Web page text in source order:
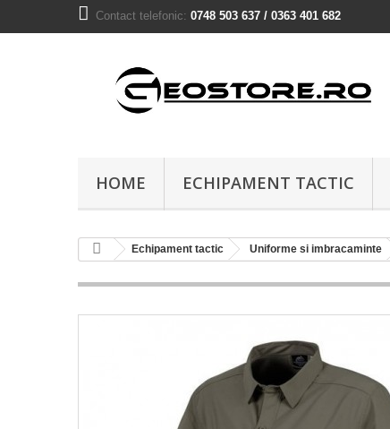
Contact telefonic: 0748 503 637 / 0363 401 682
HOME ECHIPAMENT TACTIC
Echipament tactic Uniforme si imbracaminte